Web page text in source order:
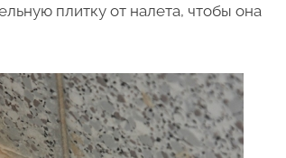
плитку от налета, чтобы она